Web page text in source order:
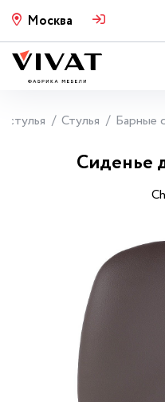
Москва
стулья Стулья Барные
Сиденье